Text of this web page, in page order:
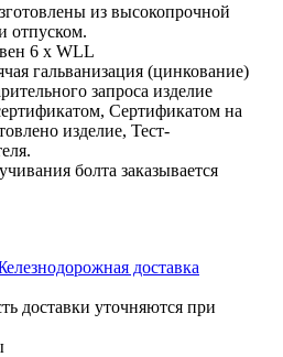
из высокопрочной
отпуском.
6 x WLL
гальванизация (цинкование)
запроса изделие
Сертификатом на
изделие, Тест-
болта заказывается
доставка
доставки уточняются при